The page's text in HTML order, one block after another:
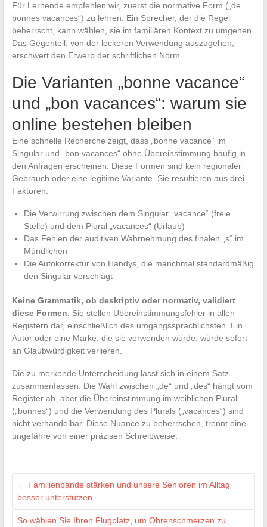
Für Lernende empfehlen wir, zuerst die normative Form („de
bonnes vacances“) zu lehren. Ein Sprecher, der die Regel
beherrscht, kann wählen, sie im familiären Kontext zu umgehen.
Das Gegenteil, von der lockeren Verwendung auszugehen,
erschwert den Erwerb der schriftlichen Norm.
Die Varianten „bonne vacance“
und „bon vacances“: warum sie
online bestehen bleiben
Eine schnelle Recherche zeigt, dass „bonne vacance“ im
Singular und „bon vacances“ ohne Übereinstimmung häufig in
den Anfragen erscheinen. Diese Formen sind kein regionaler
Gebrauch oder eine legitime Variante. Sie resultieren aus drei
Faktoren:
Die Verwirrung zwischen dem Singular „vacance“ (freie
Stelle) und dem Plural „vacances“ (Urlaub)
Das Fehlen der auditiven Wahrnehmung des finalen „s“ im
Mündlichen
Die Autokorrektur von Handys, die manchmal standardmäßig
den Singular vorschlägt
Keine Grammatik, ob deskriptiv oder normativ, validiert
diese Formen. Sie stellen Übereinstimmungsfehler in allen
Registern dar, einschließlich des umgangssprachlichsten. Ein
Autor oder eine Marke, die sie verwenden würde, würde sofort
an Glaubwürdigkeit verlieren.
Die zu merkende Unterscheidung lässt sich in einem Satz
zusammenfassen: Die Wahl zwischen „de“ und „des“ hängt vom
Register ab, aber die Übereinstimmung im weiblichen Plural
(„bonnes“) und die Verwendung des Plurals („vacances“) sind
nicht verhandelbar. Diese Nuance zu beherrschen, trennt eine
ungefähre von einer präzisen Schreibweise.
← Familienbande stärken und unsere Senioren im Alltag
besser unterstützen
So wählen Sie Ihren Flugplatz, um Ohrenschmerzen zu